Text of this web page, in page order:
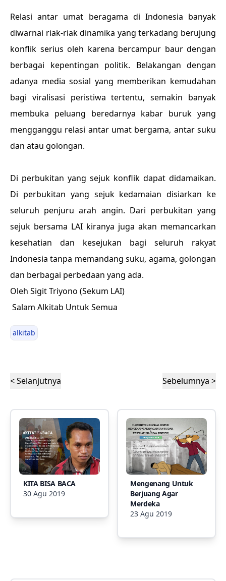
Relasi antar umat beragama di Indonesia banyak
diwarnai riak-riak dinamika yang terkadang berujung
konflik serius oleh karena bercampur baur dengan
berbagai kepentingan politik. Belakangan dengan
adanya media sosial yang memberikan kemudahan
bagi viralisasi peristiwa tertentu, semakin banyak
membuka peluang beredarnya kabar buruk yang
mengganggu relasi antar umat bergama, antar suku
dan atau golongan.
Di perbukitan yang sejuk konflik dapat didamaikan.
Di perbukitan yang sejuk kedamaian disiarkan ke
seluruh penjuru arah angin. Dari perbukitan yang
sejuk bersama LAI kiranya juga akan memancarkan
kesehatian dan kesejukan bagi seluruh rakyat
Indonesia tanpa memandang suku, agama, golongan
dan berbagai perbedaan yang ada.
Oleh Sigit Triyono (Sekum LAI)
Salam Alkitab Untuk Semua
alkitab
< Selanjutnya Sebelumnya >
KITA BISA BACA
30 Agu 2019
Mengenang Untuk
Berjuang Agar
Merdeka
23 Agu 2019